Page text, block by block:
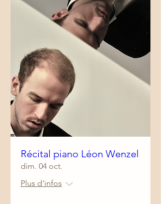
Récital piano Léon Wenzel
dim. 04 oct.
Plus d'infos